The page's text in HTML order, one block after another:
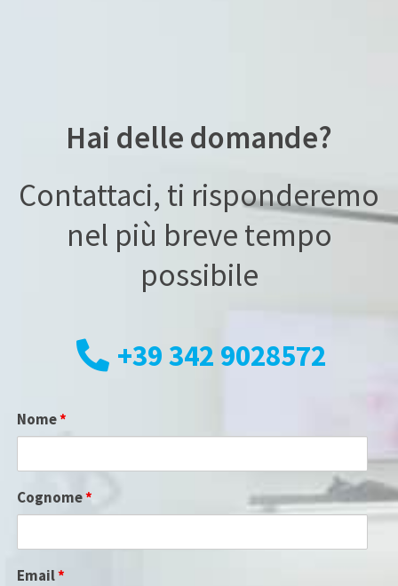
Hai delle domande?
Contattaci, ti risponderemo
nel più breve tempo
possibile
+39 342 9028572
Nome*
Cognome*
Email*